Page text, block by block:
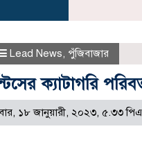
Lead News, পুঁজিবাজার
ক্যাটাগরি
১৮ জানুয়ারী, ২০২৩, ৫.৩৩